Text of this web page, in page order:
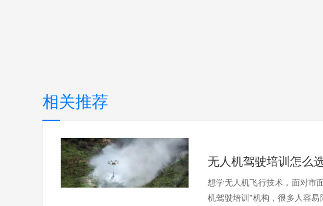
相关推荐
想学无人机飞行技术，面对市
机驾驶培训”机构，很多人容易